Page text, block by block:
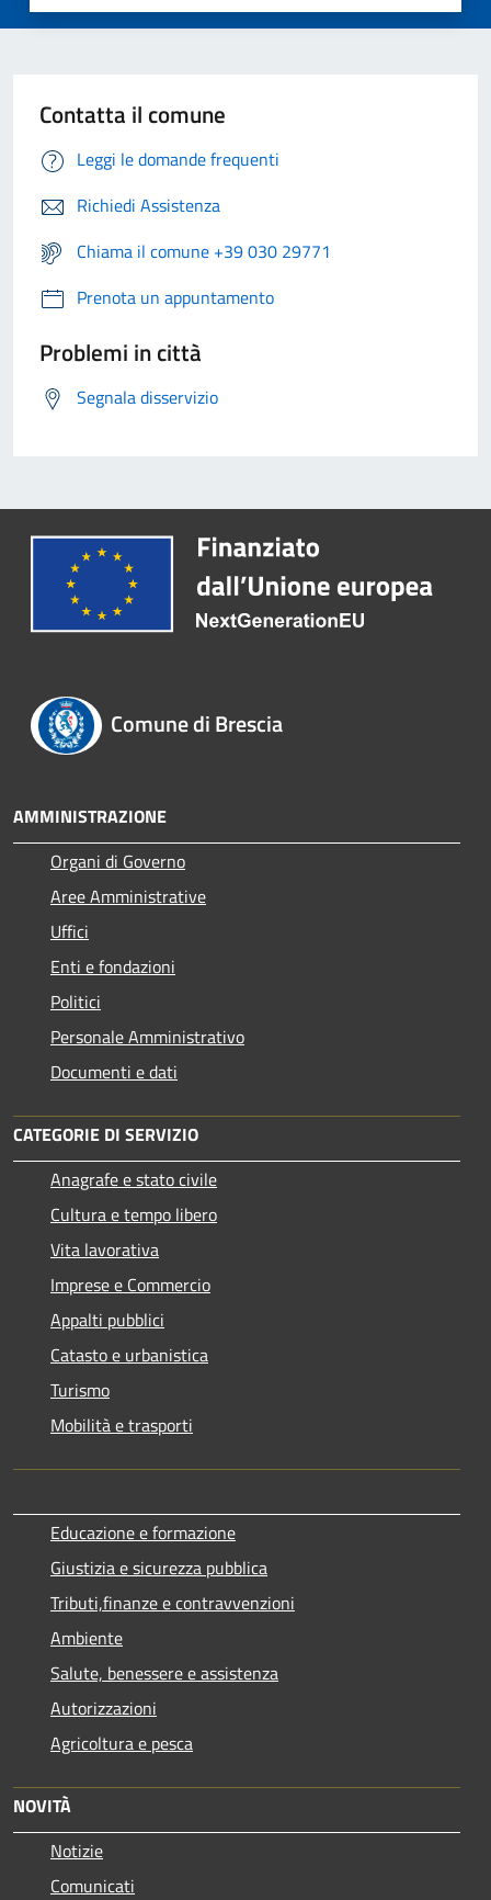
Contatta il comune
Leggi le domande frequenti
Richiedi Assistenza
Chiama il comune +39 030 29771
Prenota un appuntamento
Problemi in città
Segnala disservizio
Comune di Brescia
AMMINISTRAZIONE
Organi di Governo
Aree Amministrative
Uffici
Enti e fondazioni
Politici
Personale Amministrativo
Documenti e dati
CATEGORIE DI SERVIZIO
Anagrafe e stato civile
Cultura e tempo libero
Vita lavorativa
Imprese e Commercio
Appalti pubblici
Catasto e urbanistica
Turismo
Mobilità e trasporti
Educazione e formazione
Giustizia e sicurezza pubblica
Tributi,finanze e contravvenzioni
Ambiente
Salute, benessere e assistenza
Autorizzazioni
Agricoltura e pesca
NOVITÀ
Notizie
Comunicati